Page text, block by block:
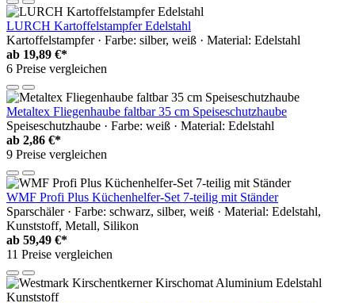
LURCH Kartoffelstampfer Edelstahl
Kartoffelstampfer · Farbe: silber, weiß · Material: Edelstahl
ab 19,89 €*
6 Preise vergleichen
Metaltex Fliegenhaube faltbar 35 cm Speiseschutzhaube
Speiseschutzhaube · Farbe: weiß · Material: Edelstahl
ab 2,86 €*
9 Preise vergleichen
WMF Profi Plus Küchenhelfer-Set 7-teilig mit Ständer
Sparschäler · Farbe: schwarz, silber, weiß · Material: Edelstahl,
Kunststoff, Metall, Silikon
ab 59,49 €*
11 Preise vergleichen